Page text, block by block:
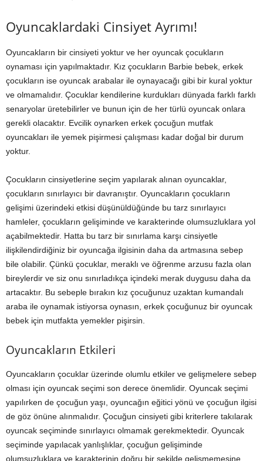
Oyuncaklardaki Cinsiyet Ayrımı!
Oyuncakların bir cinsiyeti yoktur ve her oyuncak çocukların
oynaması için yapılmaktadır. Kız çocukların Barbie bebek, erkek
çocukların ise oyuncak arabalar ile oynayacağı gibi bir kural yoktur
ve olmamalıdır. Çocuklar kendilerine kurdukları dünyada farklı farklı
senaryolar üretebilirler ve bunun için de her türlü oyuncak onlara
gerekli olacaktır. Evcilik oynarken erkek çocuğun mutfak
oyuncakları ile yemek pişirmesi çalışması kadar doğal bir durum
yoktur.
Çocukların cinsiyetlerine seçim yapılarak alınan oyuncaklar,
çocukların sınırlayıcı bir davranıştır. Oyuncakların çocukların
gelişimi üzerindeki etkisi düşünüldüğünde bu tarz sınırlayıcı
hamleler, çocukların gelişiminde ve karakterinde olumsuzluklara yol
açabilmektedir. Hatta bu tarz bir sınırlama karşı cinsiyetle
ilişkilendirdiğiniz bir oyuncağa ilgisinin daha da artmasına sebep
bile olabilir. Çünkü çocuklar, meraklı ve öğrenme arzusu fazla olan
bireylerdir ve siz onu sınırladıkça içindeki merak duygusu daha da
artacaktır. Bu sebeple bırakın kız çocuğunuz uzaktan kumandalı
araba ile oynamak istiyorsa oynasın, erkek çocuğunuz bir oyuncak
bebek için mutfakta yemekler pişirsin.
Oyuncakların Etkileri
Oyuncakların çocuklar üzerinde olumlu etkiler ve gelişmelere sebep
olması için oyuncak seçimi son derece önemlidir. Oyuncak seçimi
yapılırken de çocuğun yaşı, oyuncağın eğitici yönü ve çocuğun ilgisi
de göz önüne alınmalıdır. Çocuğun cinsiyeti gibi kriterlere takılarak
oyuncak seçiminde sınırlayıcı olmamak gerekmektedir. Oyuncak
seçiminde yapılacak yanlışlıklar, çocuğun gelişiminde
olumsuzluklara ve karakterinin doğru bir şekilde gelişmemesine